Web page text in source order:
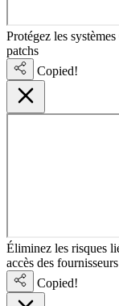
Protégez les
patchs
Copied!
Éliminez les risques
accès des fournisseurs
Copied!